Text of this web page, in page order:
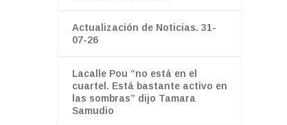
Actualización de Noticias. 31-
07-26
Lacalle Pou “no está en el
cuartel. Está bastante activo en
las sombras” dijo Tamara
Samudio